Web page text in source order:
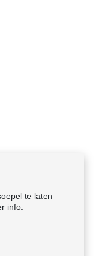
te laten
info.